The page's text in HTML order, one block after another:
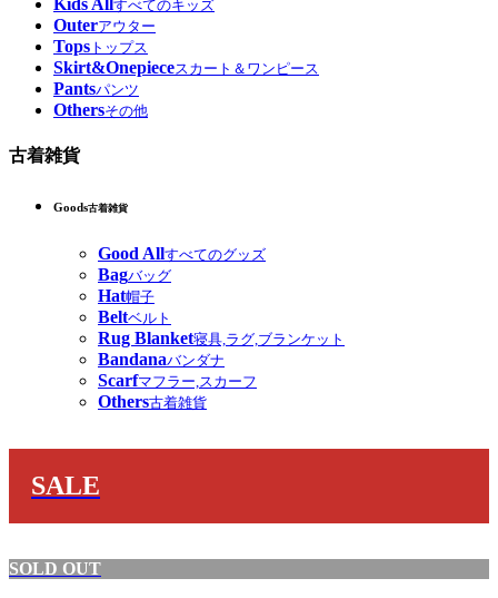
すべてのキッズ
Outerアウター
Tops トップス
Skirt&Onepieceスカート＆ワンピース
Pantsパンツ
Othersその他
古着雑貨
Goods古着雑貨
Good Allすべてのグッズ
Bagバッグ
Hat帽子
Beltベルト
Rug Blanket寝具,ラグ,ブランケット
Bandanaバンダナ
Scarfマフラー,スカーフ
Others古着雑貨
SALE
SOLD OUT